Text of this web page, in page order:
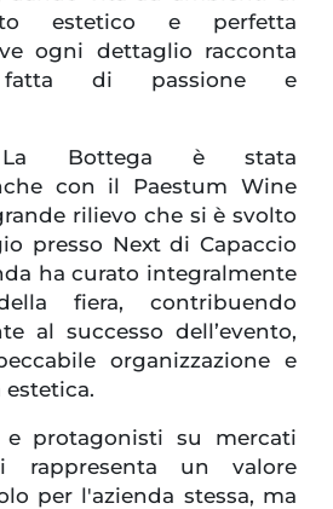
estetico e perfetta
ogni dettaglio racconta
di passione e
La Bottega è stata
con il Paestum Wine
rilievo che si è svolto
presso Next di Capaccio
ha curato integralmente
fiera, contribuendo
al successo dell’evento,
organizzazione e
e protagonisti su mercati
rappresenta un valore
per l'azienda stessa, ma